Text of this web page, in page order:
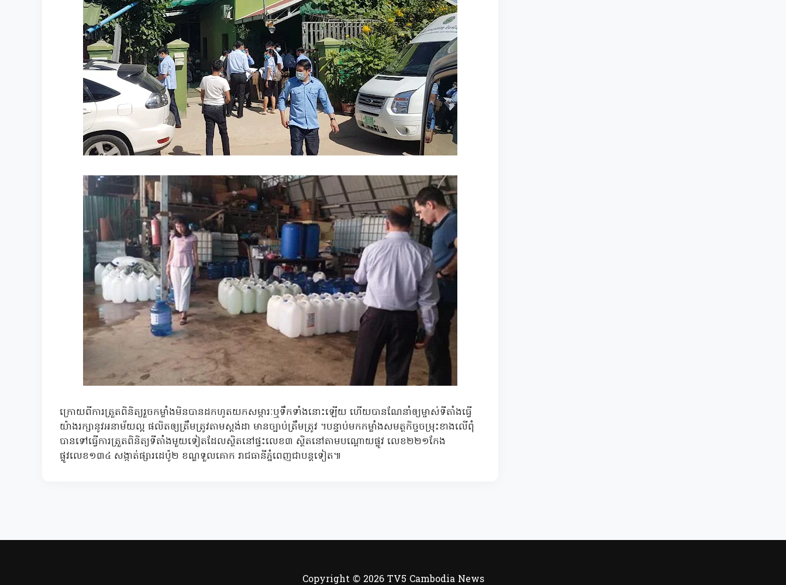
ក្រោយពីការត្រួតពិនិត្យរួចកម្លាំងមិនបានដកហូតយកសម្ភារៈឬទឹកទាំងនោះឡើយ ហើយបានណែនាំឲ្យម្ចាស់ទីតាំងធ្វើ
យ៉ាងរក្សានូវអនាម័យល្អ ផលិតឲ្យត្រឹមត្រូវតាមស្តង់ដា មានច្បាប់ត្រឹមត្រូវ ។បន្ទាប់មកកម្លាំងសមត្ថកិច្ចចម្រុះខាងលើពុំ
បានទៅធ្វើការត្រួតពិនិត្យទីតាំងមួយទៀតដែលស្ថិតនៅផ្ទះលេខ៣ ស្ថិតនៅតាមបណ្ដោយផ្លូវ លេខ២២១កែង
ផ្លូវលេខ១៣៤ សង្កាត់ផ្សារដេប៉ូ២ ខណ្ឌទួលគោក រាជធានីភ្នំពេញជាបន្តទៀត៕
Copyright © 2026 TV5 Cambodia News